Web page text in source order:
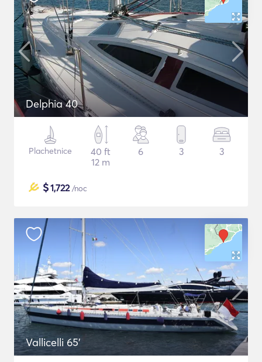
Delphia 40
Plachetnice
40 ft
12 m
6 3 3
$1,722/noc
Vallicelli 65'